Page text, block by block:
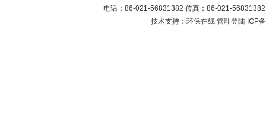
电话：86-021-56831382 传真：86-021-
技术支持：环保在线 管理登陆 ICP